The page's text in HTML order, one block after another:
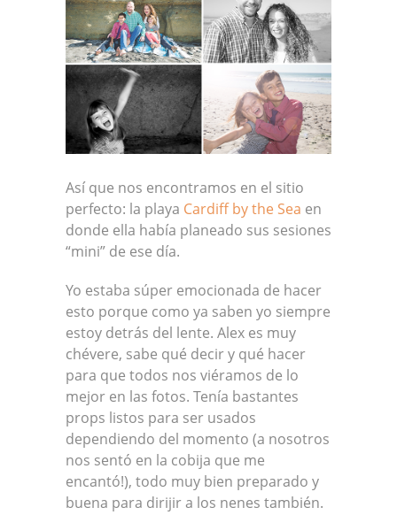
Así que nos encontramos en el sitio
perfecto: la playa Cardiff by the Sea en
donde ella había planeado sus sesiones
“mini” de ese día.
Yo estaba súper emocionada de hacer
esto porque como ya saben yo siempre
estoy detrás del lente. Alex es muy
chévere, sabe qué decir y qué hacer
para que todos nos viéramos de lo
mejor en las fotos. Tenía bastantes
props listos para ser usados
dependiendo del momento (a nosotros
nos sentó en la cobija que me
encantó!), todo muy bien preparado y
buena para dirijir a los nenes también.